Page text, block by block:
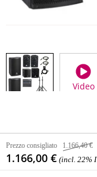
Video
Prezzo consigliato 1.166,40 €
1.166,00 € (incl. 22%